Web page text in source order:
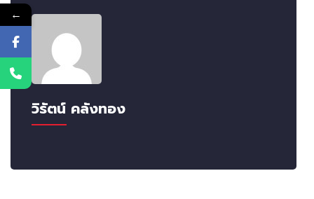
วิรัตน์ คลังทอง
←